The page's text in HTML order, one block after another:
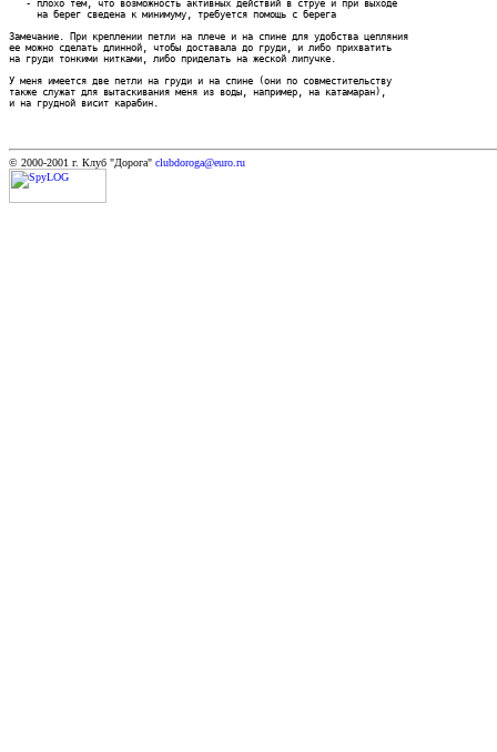
   - плохо тем, что возможность активных действий в струе и при выходе
     на берег сведена к минимуму, требуется помощь с берега
Замечание. При креплении петли на плече и на спине для удобства цепляния
ее можно сделать длинной, чтобы доставала до груди, и либо прихватить
на груди тонкими нитками, либо приделать на жеской липучке.
У меня имеется две петли на груди и на спине (они по совместительству
также служат для вытаскивания меня из воды, например, на катамаран),
© 2000-2001 г. Клуб "Дорога" clubdoroga@euro.ru